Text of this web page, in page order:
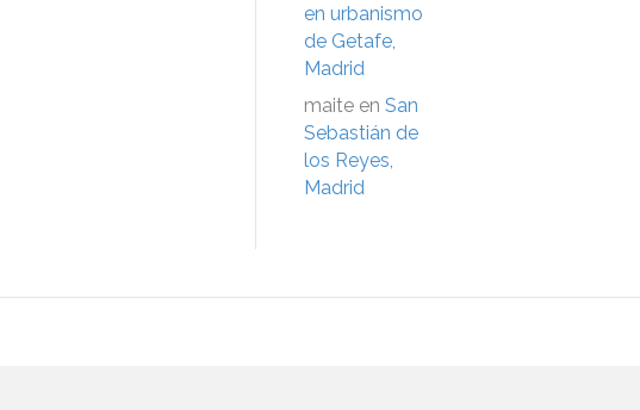
en urbanismo
de Getafe,
Madrid
maite en San
Sebastián de
los Reyes,
Madrid